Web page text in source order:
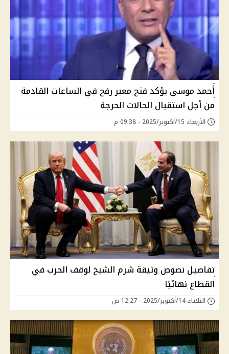
أحمد موسى يؤكد فتح معبر رفح في الساعات القادمة
من أجل استقبال الحالات الحرجة
الأربعاء 15/أكتوبر/2025 - 09:38 م
تفاصيل نصوص وثيقة شرم الشيخ لوقف الحرب في
القطاع نهائيًا
الثلاثاء 14/أكتوبر/2025 - 12:27 ص